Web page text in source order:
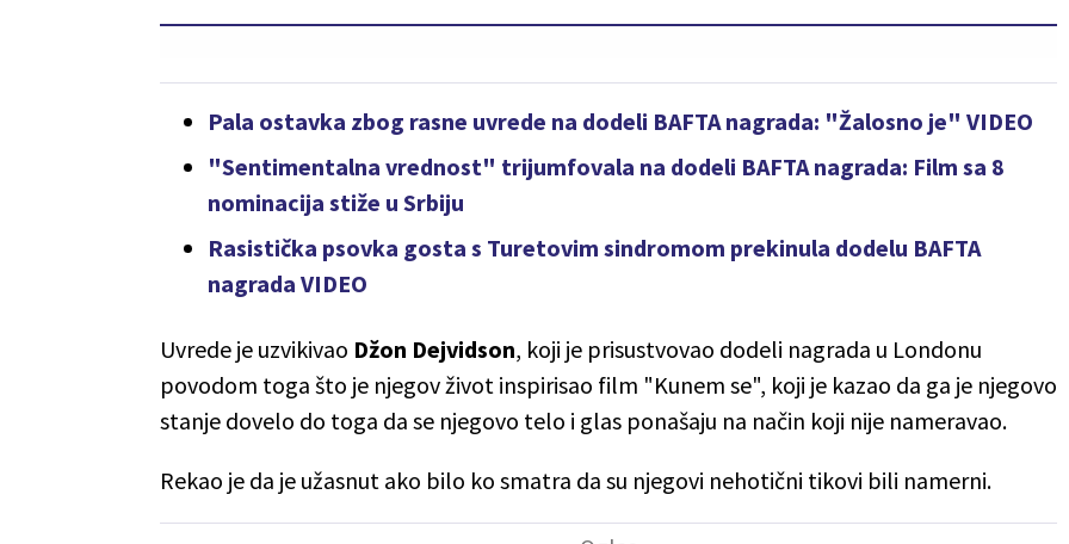
Pala ostavka zbog rasne uvrede na dodeli BAFTA nagrada: "Žalosno je" VIDEO
"Sentimentalna vrednost" trijumfovala na dodeli BAFTA nagrada: Film sa 8
nominacija stiže u Srbiju
Rasistička psovka gosta s Turetovim sindromom prekinula dodelu BAFTA
nagrada VIDEO
Uvrede je uzvikivao Džon Dejvidson, koji je prisustvovao dodeli nagrada u Londonu
povodom toga što je njegov život inspirisao film "Kunem se", koji je kazao da ga je njegovo
stanje dovelo do toga da se njegovo telo i glas ponašaju na način koji nije nameravao.
Rekao je da je užasnut ako bilo ko smatra da su njegovi nehotični tikovi bili namerni.